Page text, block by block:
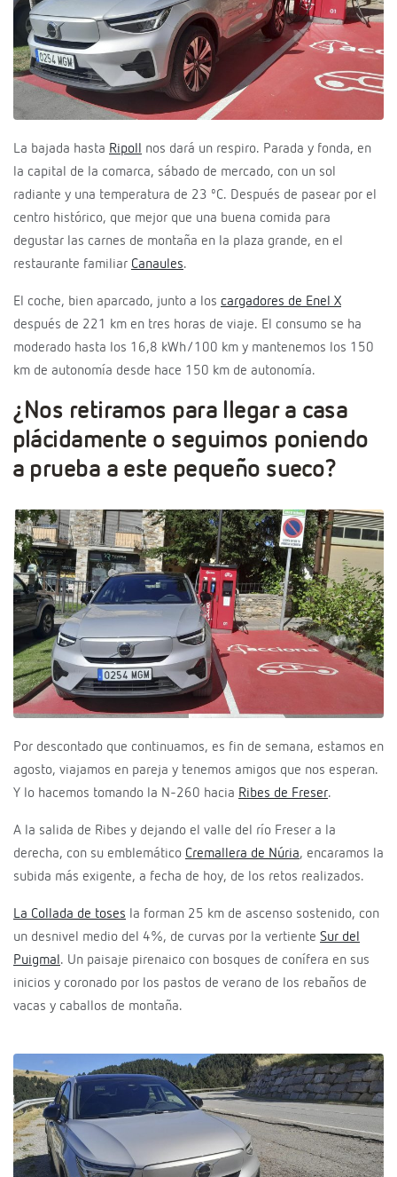
La bajada hasta Ripoll
nos dará un respiro. Parada y fonda, en
la capital de la comarca, sábado de mercado, con un sol
radiante y una temperatura de 23 ºC. Después de pasear por el
centro histórico, que mejor que una buena comida para
degustar las carnes de montaña en la plaza grande, en el
restaurante familiar Canaules.
El coche, bien aparcado, junto a los cargadores de Enel X
después de 221 km en tres horas de viaje. El consumo se ha
moderado hasta los 16,8 kWh/100 km y mantenemos los 150
km de autonomía desde hace 150 km de autonomía.
¿Nos retiramos para llegar a casa
plácidamente o seguimos poniendo
a prueba a este pequeño sueco?
Por descontado que continuamos, es fin de semana, estamos en
agosto, viajamos en pareja y tenemos amigos que nos esperan.
Y lo hacemos tomando la N-260 hacia Ribes de Freser.
A la salida de Ribes y dejando el valle del río Freser a la
derecha, con su emblemático Cremallera de Núria, encaramos la
subida más exigente, a fecha de hoy, de los retos realizados.
La Collada de toses la forman 25 km de ascenso sostenido, con
un desnivel medio del 4%, de curvas por la vertiente Sur del
Puigmal . Un paisaje pirenaico con bosques de conífera en sus
inicios y coronado por los pastos de verano de los rebaños de
vacas y caballos de montaña.